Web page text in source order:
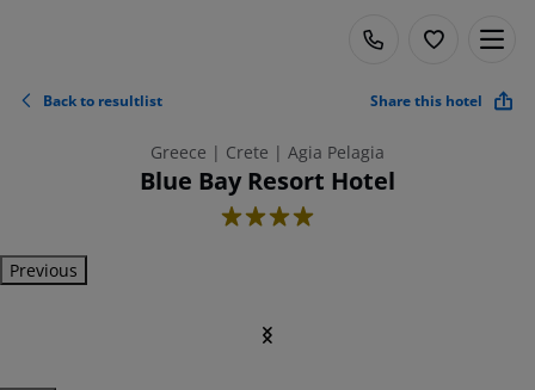
Back to resultlist Share this hotel
Greece | Crete | Agia Pelagia
Blue Bay Resort Hotel
4
Previous